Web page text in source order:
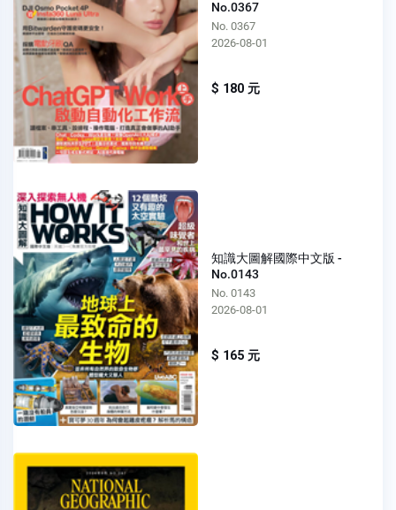
No.0367
No. 0367
2026-08-01
$ 180 元
知識大圖解國際中文版 -
No.0143
No. 0143
2026-08-01
$ 165 元